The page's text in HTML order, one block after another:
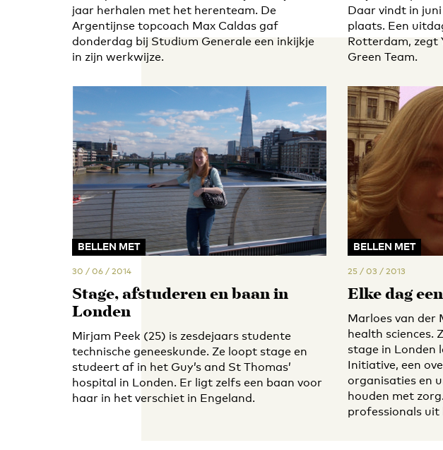
jaar herhalen met het herenteam. De
Argentijnse topcoach Max Caldas gaf
donderdag bij Studium Generale een inkijkje
in zijn werkwijze.
Daar vindt in
plaats. Een
Rotterdam, zegt
Green Team.
BELLEN MET
30 / 06 / 2014
Stage, afstuderen en baan in
Londen
Mirjam Peek (25) is zesdejaars studente
technische geneeskunde. Ze loopt stage en
studeert af in het Guy’s and St Thomas’
hospital in Londen. Er ligt zelfs een baan voor
haar in het verschiet in Engeland.
BELLEN MET
25 / 03 / 2013
Elke dag
Marloes van der
health sciences.
stage in Londen
Initiative, een
organisaties en
houden met
professionals uit